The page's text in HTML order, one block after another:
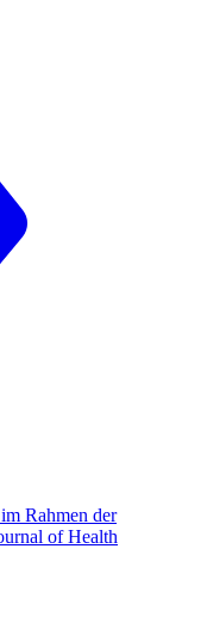
Rahmen der
of Health